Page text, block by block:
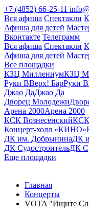
+7 (4852) 66-25-11
Вся афиша Спектакли
Афиша для детей
Вконтакте Телеграмм
Вся афиша Спектакли
Афиша для детей
Все площадки
КЗЦ МиллениумКЗЦ
Руки ВВерх! БарРуки
Джао ДаДжао Да
Дворец Молодежи
Арена 2000Арена 2000
КСК ВознесенскийКСК
Концерт-холл «КИНО»
ДК им. ДобрынинаДК
ДК СудостроительДК
Еще площадки
Главная
Концерты
VOTA "Ищите